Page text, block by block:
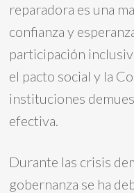
reparadora es una
confianza y
participación
el pacto social y la
instituciones
efectiva.
Durante las crisis
gobernanza se ha